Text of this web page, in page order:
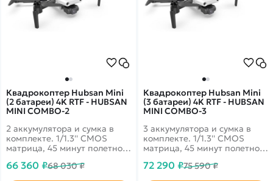
Квадрокоптер Hubsan Mini
(2 батареи) 4K RTF - HUBSAN
MINI COMBO-2
2 аккумулятора и сумка в
комплекте. 1/1.3'' CMOS
матрица, 45 минут полетного
до 9км! 4k запись видео
66 360 ₽68 030 ₽
Квадрокоптер Hubsan Mini
(3 батареи) 4K RTF - HUBSAN
MINI COMBO-3
3 аккумулятора и сумка в
комплекте. 1/1.3'' CMOS
матрица, 45 минут полетного
до 9км! 4k запись видео
72 290 ₽75 590 ₽